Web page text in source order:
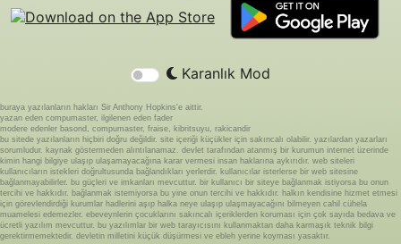
Karanlık Mod
buraya yazılanların hakları Sir Anthony Hopkins'e aittir.
yazan eden compumaster, ilgilenen eden fader
modere edenler basond, compumaster, fraise, kibritsuyu, rakicandir
bu sitede yazılanların hiçbiri doğru değildir. site içeriği küçükler için sakıncalı olabilir. yazılardan yazarları
sorumludur. kaynak göstermeden alıntılanamaz. devlet tarafından atanmış bir kurumun internet üzerinde
kimin hangi bilgiye ulaşıp ulaşamayacağına karar vermesi insan haklarına aykırıdır. web siteleri
kullanıcıların istekleri doğrultusunda bağlandıkları yerlerdir. kullanıcılar isterlerse bir web sitesine
bağlanmayabilirler. bu güçleri ve imkanları mevcuttur. bir kullanıcı bir siteye bağlanmak istiyorsa bu onun
tercihi ve hakkıdır. bağlanmak istemiyorsa bu yine onun tercihi ve hakkıdır. halkın kendisine hizmet etmesi
için görevlendirdiği kurumlar hadlerini aşıp halka neye ulaşıp ulaşmayacağını bilmeyen cahil cühela
muamelesi edemezler. ebeveynlerin çocuklarını sakıncalı içeriklerden koruması için çok sayıda bedava ve
ücretli yazılım mevcuttur. bu yazılımlar bir web tarayıcısını kullanmaktan daha karmaşık teknik bilgi
gerektirmemektedir. devletin milletini küçük düşürmesi ve ebleh yerine koyması yasaktır.